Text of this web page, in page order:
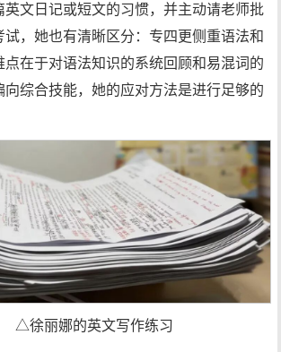
英文日记或短文的习惯，并主动请老师批
试，她也有清晰区分：专四更侧重语法和
点在于对语法知识的系统回顾和易混词的
向综合技能，她的应对方法是进行足够的
△徐丽娜的英文写作练习